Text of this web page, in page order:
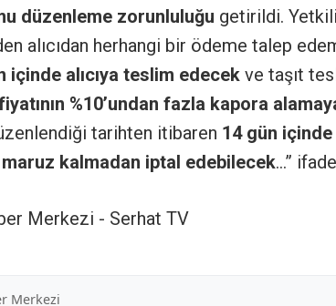
düzenleme zorunluluğu getirildi.
alıcıdan herhangi bir ödeme talep
içinde alıcıya teslim edecek ve taşıt
%10’undan fazla kapora
tarihten itibaren 14 gün
kalmadan iptal edebilecek…”
Merkezi - Serhat TV
Merkezi